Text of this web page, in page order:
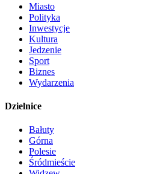
Miasto
Polityka
Inwestycje
Kultura
Jedzenie
Sport
Biznes
Wydarzenia
Dzielnice
Bałuty
Górna
Polesie
Śródmieście